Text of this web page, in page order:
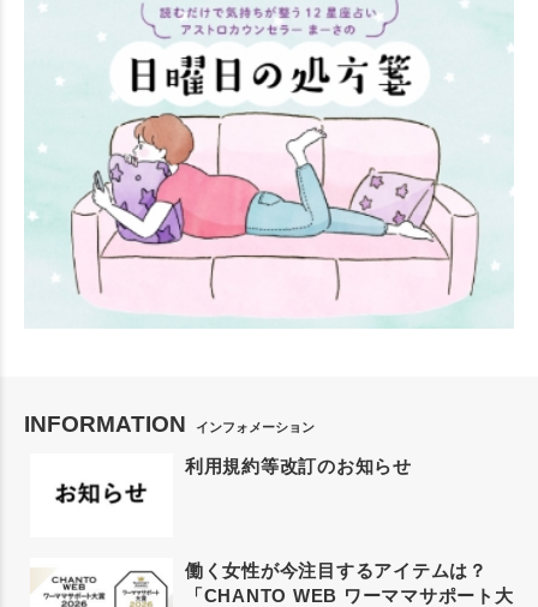
INFORMATION インフォメーション
利用規約等改訂のお知らせ
働く女性が今注目するアイテムは？
「CHANTO WEB ワーママサポート大